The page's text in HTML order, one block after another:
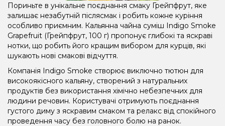
Пориньте в унікальне поєднання смаку Грейпфрут, яке
залишає незабутній післясмак і робить кожне куріння
особливо приємним. Кальянна чайна суміш Indigo Smoke
Grapefruit (Грейпфрут, 100 г) пропонує глибокі та яскраві
нотки, що робить його кращим вибором для курців, які
шукають нові смакові відчуття.
Компанія Indigo Smoke створює виключно тютюн для
високоякісного кальяну, створений з натуральних
продуктів без використання хімічно небезпечних для
людини речовин. Користувачі отримують поєднання
густого диму з яскравим смаком та релакс від спокійного
проведення часу без головного болю на ранок.